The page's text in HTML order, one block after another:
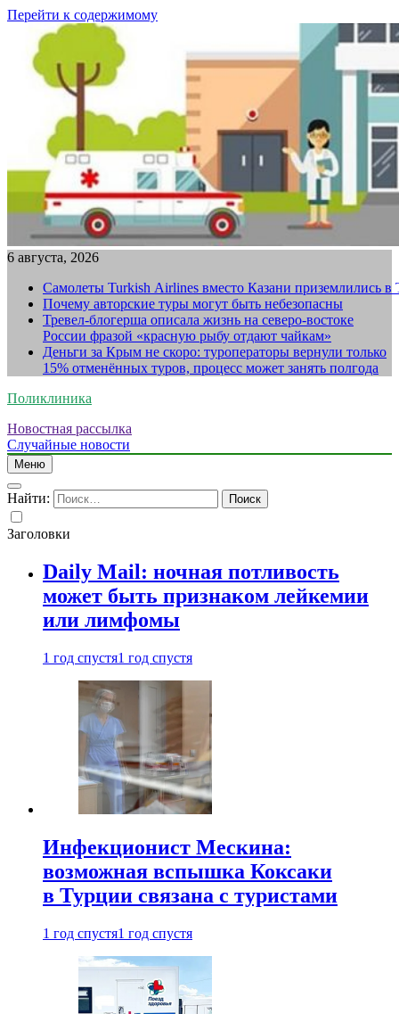
Перейти к содержимому
6 августа, 2026
Самолеты Turkish Airlines вместо Казани приземлились в
Почему авторские туры могут быть небезопасны
Тревел-блогерша описала жизнь на северо-востоке
России фразой «красную рыбу отдают чайкам»
Деньги за Крым не скоро: туроператоры вернули только
15% отменённых туров, процесс может занять полгода
Поликлиника
Новостная рассылка
Случайные новости
Меню
Найти:
Заголовки
Daily Mail: ночная потливость
может быть признаком лейкемии
или лимфомы
1 год спустя1 год спустя
Инфекционист Мескина:
возможная вспышка Коксаки
в Турции связана с туристами
1 год спустя1 год спустя